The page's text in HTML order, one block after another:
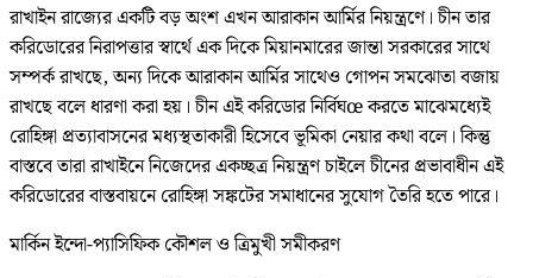
রাখাইন রাজ্যের একটি বড় অংশ এখন আরাকান আর্মির নিয়ন্ত্রণে। চীন তার
করিডোরের নিরাপত্তার স্বার্থে এক দিকে মিয়ানমারের জান্তা সরকারের সাথে
সম্পর্ক রাখছে, অন্য দিকে আরাকান আর্মির সাথেও গোপন সমঝোতা বজায়
রাখছে বলে ধারণা করা হয়। চীন এই করিডোর নির্বিঘœ করতে মাঝেমধ্যেই
রোহিঙ্গা প্রত্যাবাসনের মধ্যস্থতাকারী হিসেবে ভূমিকা নেয়ার কথা বলে। কিন্তু
বাস্তবে তারা রাখাইনে নিজেদের একচ্ছত্র নিয়ন্ত্রণ চাইলে চীনের প্রভাবাধীন এই
করিডোরের বাস্তবায়নে রোহিঙ্গা সঙ্কটের সমাধানের সুযোগ তৈরি হতে পারে।
মার্কিন ইন্দো-প্যাসিফিক কৌশল ও ত্রিমুখী সমীকরণ